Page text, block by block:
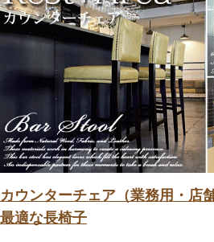
カウンターチェア（業務用・店
最適な長椅子